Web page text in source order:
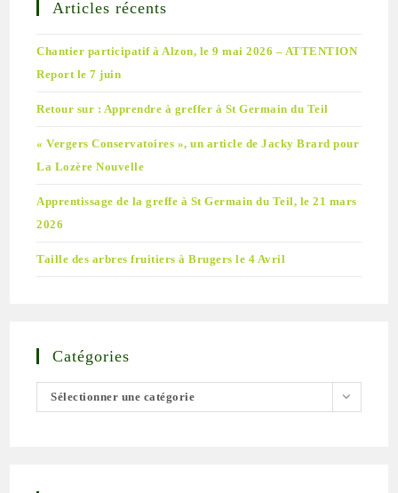
Articles récents
Chantier participatif à Alzon, le 9 mai 2026 – ATTENTION
Report le 7 juin
Retour sur : Apprendre à greffer à St Germain du Teil
« Vergers Conservatoires », un article de Jacky Brard pour
La Lozère Nouvelle
Apprentissage de la greffe à St Germain du Teil, le 21 mars
2026
Taille des arbres fruitiers à Brugers le 4 Avril
Catégories
Sélectionner une catégorie